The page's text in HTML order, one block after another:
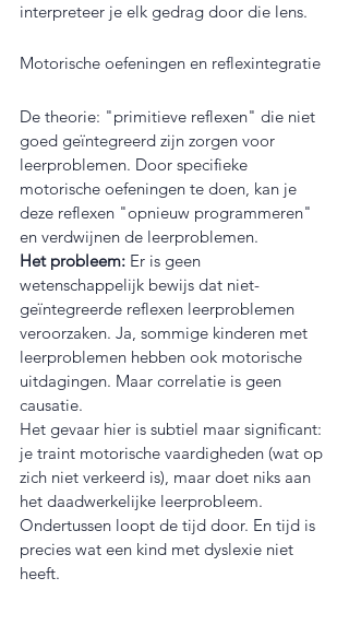
interpreteer je elk gedrag door die lens.
Motorische oefeningen en reflexintegratie
De theorie: "primitieve reflexen" die niet
goed geïntegreerd zijn zorgen voor
leerproblemen. Door specifieke
motorische oefeningen te doen, kan je
deze reflexen "opnieuw programmeren"
en verdwijnen de leerproblemen.
Het probleem: Er is geen
wetenschappelijk bewijs dat niet-
geïntegreerde reflexen leerproblemen
veroorzaken. Ja, sommige kinderen met
leerproblemen hebben ook motorische
uitdagingen. Maar correlatie is geen
causatie.
Het gevaar hier is subtiel maar significant:
je traint motorische vaardigheden (wat op
zich niet verkeerd is), maar doet niks aan
het daadwerkelijke leerprobleem.
Ondertussen loopt de tijd door. En tijd is
precies wat een kind met dyslexie niet
heeft.